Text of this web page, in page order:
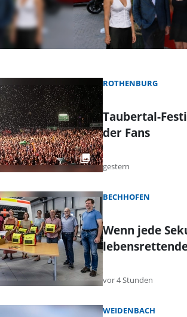
ROTHENBURG
Taubertal-
der Fans
gestern
BECHHOFEN
Wenn jede
vor 4 Stunden
WEIDENBACH